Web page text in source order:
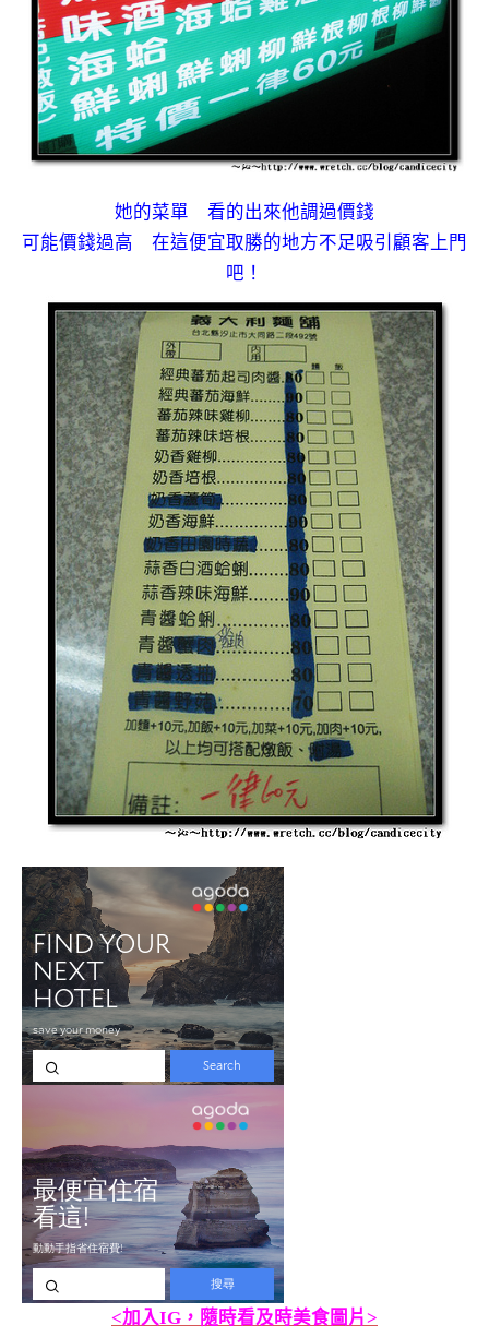
她的菜單 看的出來他調過價錢
可能價錢過高 在這便宜取勝的地方不足吸引顧客上門
吧！
<加入IG，隨時看及時美食圖片>